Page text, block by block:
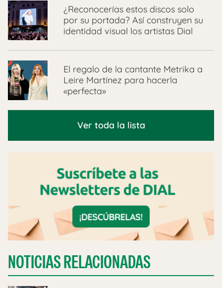
¿Reconocerías estos discos solo
por su portada? Así construyen su
identidad visual los artistas Dial
El regalo de la cantante Metrika a
Leire Martínez para hacerla
«perfecta»
Ver toda la lista
NOTICIAS RELACIONADAS